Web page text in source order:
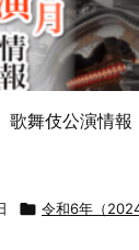
歌舞伎公演情
 令和6年（2024